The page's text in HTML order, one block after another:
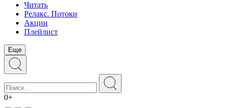
Читать
Релакс. Потоки
Акции
Плейлист
Еще
0+